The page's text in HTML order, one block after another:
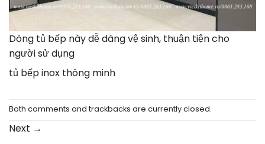
Dòng tủ bếp này dễ dàng vệ sinh, thuận tiện cho
người sử dụng
tủ bếp inox thông minh
Both comments and trackbacks are currently closed.
Next →